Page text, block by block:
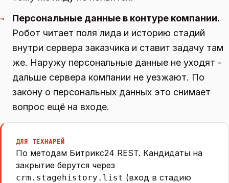
→
Персональные данные в контуре компании.
Робот читает поля лида и историю стадий
внутри сервера заказчика и ставит задачу там
же. Наружу персональные данные не уходят -
дальше сервера компании не уезжают. По
закону о персональных данных это снимает
вопрос ещё на входе.
ДЛЯ ТЕХНАРЕЙ
По методам Битрикс24 REST. Кандидаты на
закрытие берутся через
crm.stagehistory.list (вход в стадию